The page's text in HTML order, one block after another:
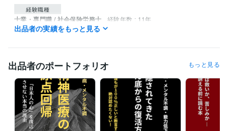
経験職種
士業・専門職 / 社会保険労務士 経験年数 : 11年
うつ病・メンタル不調　復活の定理 『心が壊れた時』に生れる パ
ド』で人生に革命を起こそう。 大谷翔平も実践するメソッド。リバ
ウンド続きの人材育成に決別。 無から有を作る！マネジメントツー
ルとして行う業務効率化
メンタル不調で職場復帰できない社員を生
み出さないための勉強会 アドラー心理学
本当のところ、過労死は何
が原因で起きるの？
うつ病・メンタル不調　隠されてきたどん底か
らの復活方法
裁判の代償　裁判は救いか、苦しみか
出品者の実績をもっと見る
出品者のポートフォリオ もっと見る